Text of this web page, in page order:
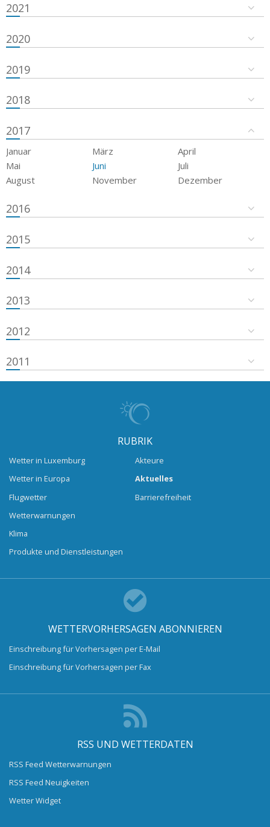
2021
2020
2019
2018
2017
Januar März
April
Mai
Juni
Juli
August
November Dezember
2016
2015
2014
2013
2012
2011
RUBRIK
Wetter in Luxemburg
Wetter in Europa
Flugwetter
Wetterwarnungen
Klima
Produkte und Dienstleistungen
Akteure
Aktuelles
Barrierefreiheit
WETTERVORHERSAGEN ABONNIEREN
Einschreibung für Vorhersagen per E-Mail
Einschreibung für Vorhersagen per Fax
RSS UND WETTERDATEN
RSS Feed Wetterwarnungen
RSS Feed Neuigkeiten
Wetter Widget